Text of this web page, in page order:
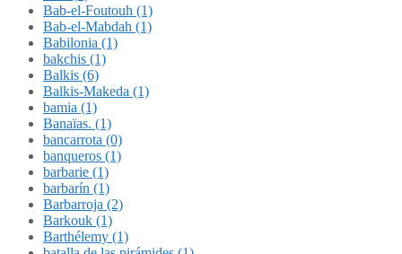
Bab-el-Foutouh (1)
Bab-el-Mabdah (1)
Babilonia (1)
bakchis (1)
Balkis (6)
Balkis-Makeda (1)
bamia (1)
Banaïas. (1)
bancarrota (0)
banqueros (1)
barbarie (1)
barbarín (1)
Barbarroja (2)
Barkouk (1)
Barthélemy (1)